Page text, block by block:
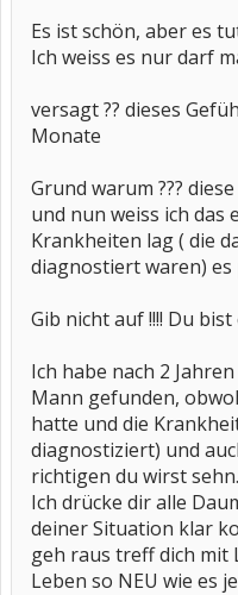
Es ist schön, aber es
Ich weiss es nur darf
versagt ?? dieses
Monate
Grund warum ???
und nun weiss ich das
Krankheiten lag ( die
diagnostiert waren) es
Gib nicht auf !!!! Du bist
Ich habe nach 2
Mann gefunden,
hatte und die
diagnostiziert) und
richtigen du wirst sehn.
Ich drücke dir alle
deiner Situation klar
geh raus treff dich mit
Leben so NEU wie es